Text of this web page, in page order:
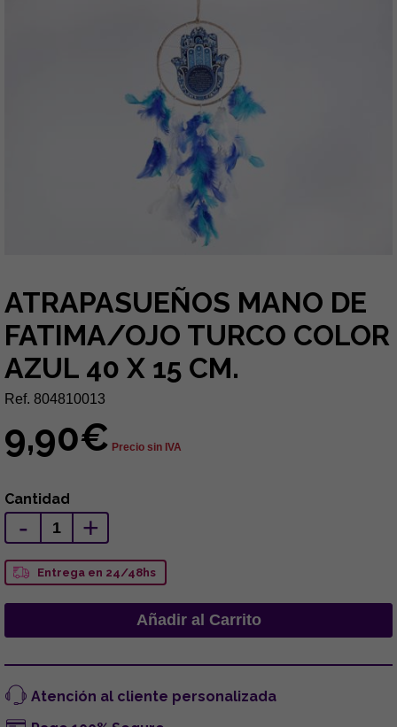
ATRAPASUEÑOS MANO DE
FATIMA/OJO TURCO COLOR
AZUL 40 X 15 CM.
Ref. 804810013
9,90€ Precio sin IVA
Cantidad
- +
Entrega en 24/48hs
Atención al cliente personalizada